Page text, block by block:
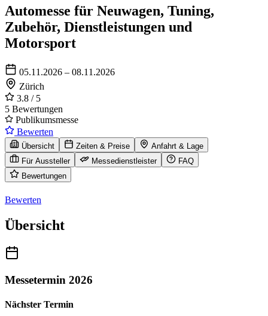
Automesse für Neuwagen, Tuning,
Zubehör, Dienstleistungen und
Motorsport
05.11.2026 – 08.11.2026
Zürich
3.8 / 5
5 Bewertungen
Publikumsmesse
Bewerten
Übersicht Zeiten & Preise
Anfahrt & Lage
Für Aussteller
Messedienstleister
FAQ
Bewertungen
Bewerten
Übersicht
Messetermin 2026
Nächster Termin